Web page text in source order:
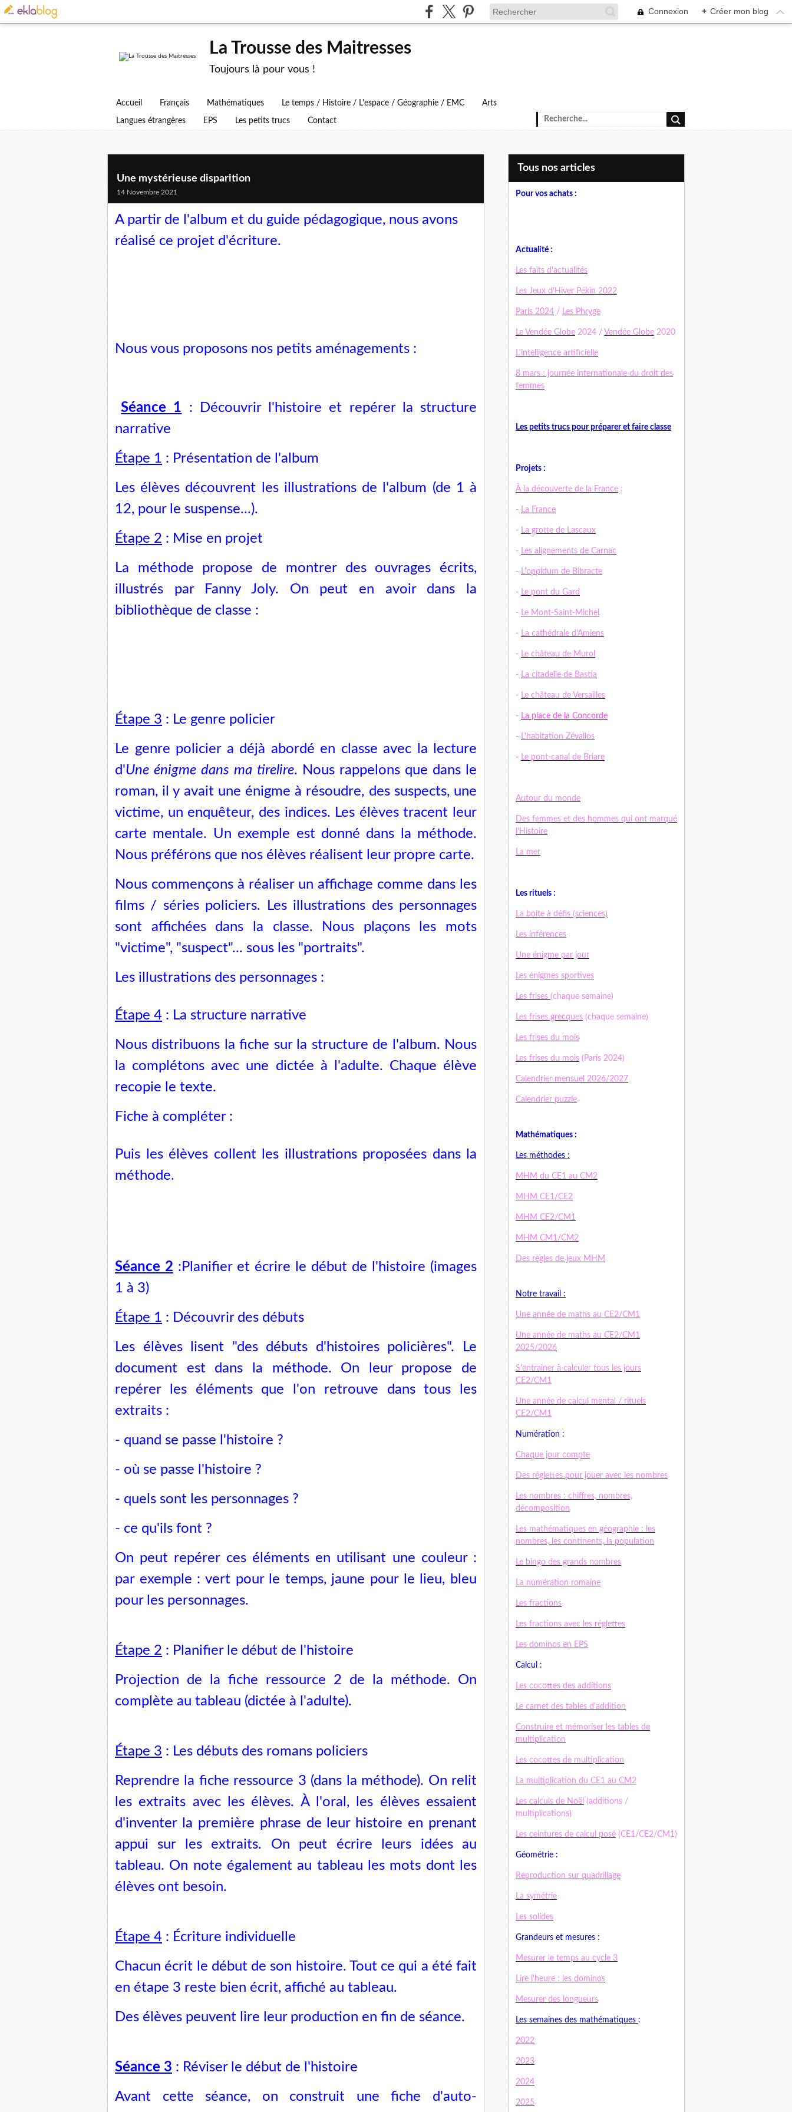
Connexion + Créer mon blog
La Trousse des Maitresses
Toujours là pour vous !
Accueil Français Mathématiques Le temps / Histoire / L'espace / Géographie / EMC Arts
Langues étrangères EPS Les petits trucs Contact
Une mystérieuse disparition
14 Novembre 2021
A partir de l'album et du guide pédagogique, nous avons
réalisé ce projet d'écriture.
Nous vous proposons nos petits aménagements :
Séance 1 : Découvrir l'histoire et repérer la structure
narrative
Étape 1 : Présentation de l'album
Les élèves découvrent les illustrations de l'album (de 1 à
12, pour le suspense...).
Étape 2 : Mise en projet
La méthode propose de montrer des ouvrages écrits,
illustrés par Fanny Joly. On peut en avoir dans la
bibliothèque de classe :
Étape 3 : Le genre policier
Le genre policier a déjà abordé en classe avec la lecture
d'Une énigme dans ma tirelire. Nous rappelons que dans le
roman, il y avait une énigme à résoudre, des suspects, une
victime, un enquêteur, des indices. Les élèves tracent leur
carte mentale. Un exemple est donné dans la méthode.
Nous préférons que nos élèves réalisent leur propre carte.
Nous commençons à réaliser un affichage comme dans les
films / séries policiers. Les illustrations des personnages
sont affichées dans la classe. Nous plaçons les mots
"victime", "suspect"... sous les "portraits".
Les illustrations des personnages :
Étape 4 : La structure narrative
Nous distribuons la fiche sur la structure de l'album. Nous
la complétons avec une dictée à l'adulte. Chaque élève
recopie le texte.
Fiche à compléter :
Puis les élèves collent les illustrations proposées dans la
méthode.
Séance 2 :Planifier et écrire le début de l'histoire (images
1 à 3)
Étape 1 : Découvrir des débuts
Les élèves lisent "des débuts d'histoires policières". Le
document est dans la méthode. On leur propose de
repérer les éléments que l'on retrouve dans tous les
extraits :
- quand se passe l'histoire ?
- où se passe l'histoire ?
- quels sont les personnages ?
- ce qu'ils font ?
On peut repérer ces éléments en utilisant une couleur :
par exemple : vert pour le temps, jaune pour le lieu, bleu
pour les personnages.
Étape 2 : Planifier le début de l'histoire
Projection de la fiche ressource 2 de la méthode. On
complète au tableau (dictée à l'adulte).
Étape 3 : Les débuts des romans policiers
Reprendre la fiche ressource 3 (dans la méthode). On relit
les extraits avec les élèves. À l'oral, les élèves essaient
d'inventer la première phrase de leur histoire en prenant
appui sur les extraits. On peut écrire leurs idées au
tableau. On note également au tableau les mots dont les
élèves ont besoin.
Étape 4 : Écriture individuelle
Chacun écrit le début de son histoire. Tout ce qui a été fait
en étape 3 reste bien écrit, affiché au tableau.
Des élèves peuvent lire leur production en fin de séance.
Séance 3 : Réviser le début de l'histoire
Avant cette séance, on construit une fiche d'auto-
Tous nos articles
Pour vos achats :
Actualité :
Les faits d'actualités
Les Jeux d'Hiver Pékin 2022
Paris 2024 / Les Phryge
Le Vendée Globe 2024 / Vendée Globe 2020
L'intelligence artificielle
8 mars : journée internationale du droit des
femmes
Les petits trucs pour préparer et faire classe
Projets :
À la découverte de la France :
- La France
- La grotte de Lascaux
- Les alignements de Carnac
- L'oppidum de Bibracte
- Le pont du Gard
- Le Mont-Saint-Michel
- La cathédrale d'Amiens
- Le château de Murol
- La citadelle de Bastia
- Le château de Versailles
- La place de la Concorde
- L'habitation Zévallos
- Le pont-canal de Briare
Autour du monde
Des femmes et des hommes qui ont marqué
l'Histoire
La mer
Les rituels :
La boite à défis (sciences)
Les inférences
Une énigme par jour
Les énigmes sportives
Les frises (chaque semaine)
Les frises grecques (chaque semaine)
Les frises du mois
Les frises du mois (Paris 2024)
Calendrier mensuel 2026/2027
Calendrier puzzle
Mathématiques :
Les méthodes :
MHM du CE1 au CM2
MHM CE1/CE2
MHM CE2/CM1
MHM CM1/CM2
Des règles de jeux MHM
Notre travail :
Une année de maths au CE2/CM1
Une année de maths au CE2/CM1
2025/2026
S'entrainer à calculer tous les jours
CE2/CM1
Une année de calcul mental / rituels
CE2/CM1
Numération :
Chaque jour compte
Des réglettes pour jouer avec les nombres
Les nombres : chiffres, nombres,
décomposition
Les mathématiques en géographie : les
nombres, les continents, la population
Le bingo des grands nombres
La numération romaine
Les fractions
Les fractions avec les réglettes
Les dominos en EPS
Calcul :
Les cocottes des additions
Le carnet des tables d'addition
Construire et mémoriser les tables de
multiplication
Les cocottes de multiplication
La multiplication du CE1 au CM2
Les calculs de Noël (additions /
multiplications)
Les ceintures de calcul posé (CE1/CE2/CM1)
Géométrie :
Reproduction sur quadrillage
La symétrie
Les solides
Grandeurs et mesures :
Mesurer le temps au cycle 3
Lire l'heure : les dominos
Mesurer des longueurs
Les semaines des mathématiques :
2022
2023
2024
2025